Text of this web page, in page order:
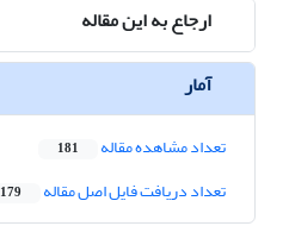
ارجاع به این مقاله
آمار
تعداد مشاهده مقاله 181
تعداد دریافت فایل اصل مقاله 179